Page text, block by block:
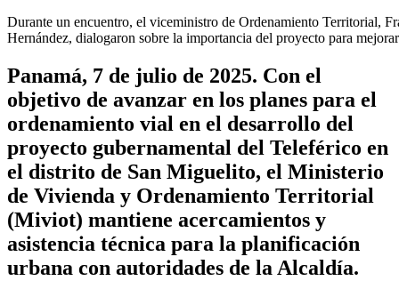
Durante un encuentro, el viceministro de Ordenamiento Territorial,
Hernández, dialogaron sobre la importancia del proyecto para
Panamá, 7 de julio de 2025. Con el
objetivo de avanzar en los planes para el
ordenamiento vial en el desarrollo del
proyecto gubernamental del Teleférico en
el distrito de San Miguelito, el Ministerio
de Vivienda y Ordenamiento Territorial
(Miviot) mantiene acercamientos y
asistencia técnica para la planificación
urbana con autoridades de la Alcaldía.